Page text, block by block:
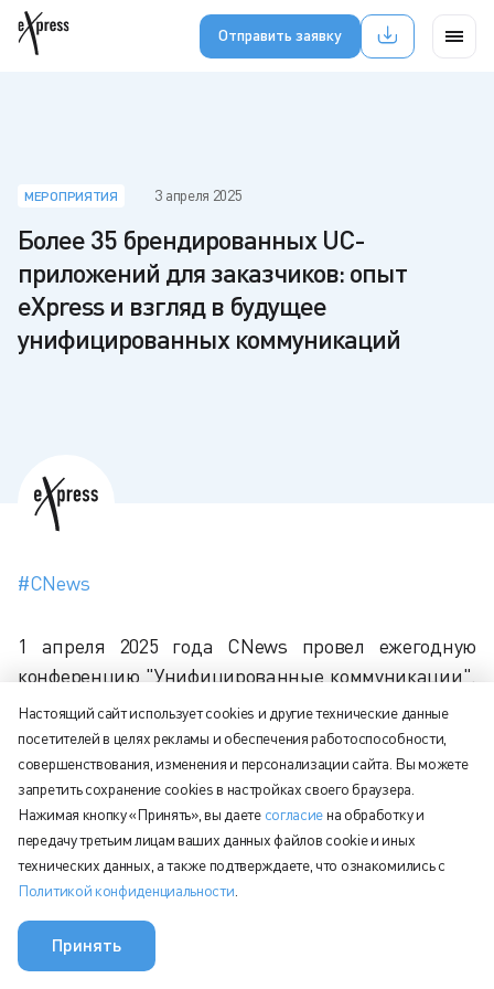
Отправить заявку
МЕРОПРИЯТИЯ 3 апреля 2025
Более 35 брендированных UC-
приложений для заказчиков: опыт
eXpress и взгляд в будущее
унифицированных коммуникаций
#CNews
1 апреля 2025 года CNews провел ежегодную
конференцию "Унифицированные коммуникации".
Суперапп для бизнеса eXpress на мероприятии
представил исполнительный директор Артем
Спинул с темой «Будущее унифицированных
коммуникаций. Как будет развиваться eXpress:
наш опыт и обратная связь от заказчиков».
Настоящий сайт использует cookies и другие технические данные
посетителей в целях рекламы и обеспечения работоспособности,
совершенствования, изменения и персонализации сайта. Вы можете
запретить сохранение cookies в настройках своего браузера.
Нажимая кнопку «Принять», вы даете согласие на обработку и
передачу третьим лицам ваших данных файлов cookie и иных
технических данных, а также подтверждаете, что ознакомились с
Политикой конфиденциальности
Принять